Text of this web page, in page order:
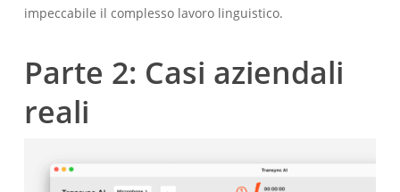
impeccabile il complesso lavoro linguistico.
Parte 2: Casi aziendali
reali